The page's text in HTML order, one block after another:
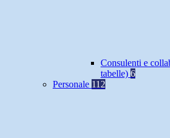
Consulenti e
tabelle) 6
Personale 112